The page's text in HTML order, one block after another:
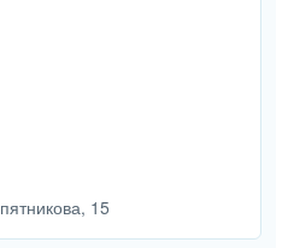
15